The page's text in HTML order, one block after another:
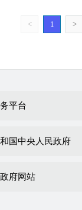
< 1 >
平台
国中央人民政府
府网站